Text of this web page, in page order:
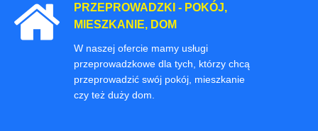
PRZEPROWADZKI - POKÓJ,
MIESZKANIE, DOM
W naszej ofercie mamy usługi
przeprowadzkowe dla tych, którzy chcą
przeprowadzić swój pokój, mieszkanie
czy też duży dom.